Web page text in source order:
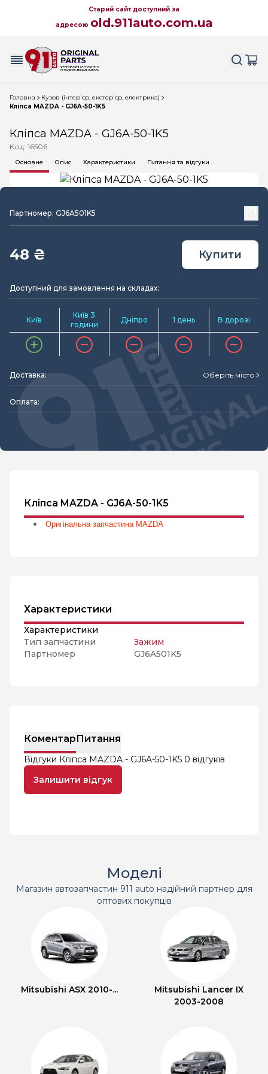
Старий сайт доступний за
адресою old.911auto.com.ua
Головна
Кузов (інтер'єр, екстер'єр, електрика)
Кліпса MAZDA - GJ6A-50-1K5
Кліпса MAZDA - GJ6A-50-1K5
Код: 16506
Основне Опис Характеристики Питання та відгуки
Партномер: GJ6A501K5
48 ₴ Купити
Доступний для замовлення на складах:
Київ
Київ 3
години
Дніпро 1 день В дорозі
Доставка: Оберіть місто
Оплата:
Кліпса MAZDA - GJ6A-50-1K5
Оригінальна запчастина MAZDA
Характеристики
Характеристики
Тип запчастини
Зажим
Партномер
GJ6A501K5
КоментарПитання
Відгуки Кліпса MAZDA - GJ6A-50-1K5 0 відгуків
Залишити відгук
Моделі
Магазин автозапчастин 911 auto надійний партнер для
оптових покупців
Mitsubishi ASX 2010-...
Mitsubishi Lancer IX
2003-2008